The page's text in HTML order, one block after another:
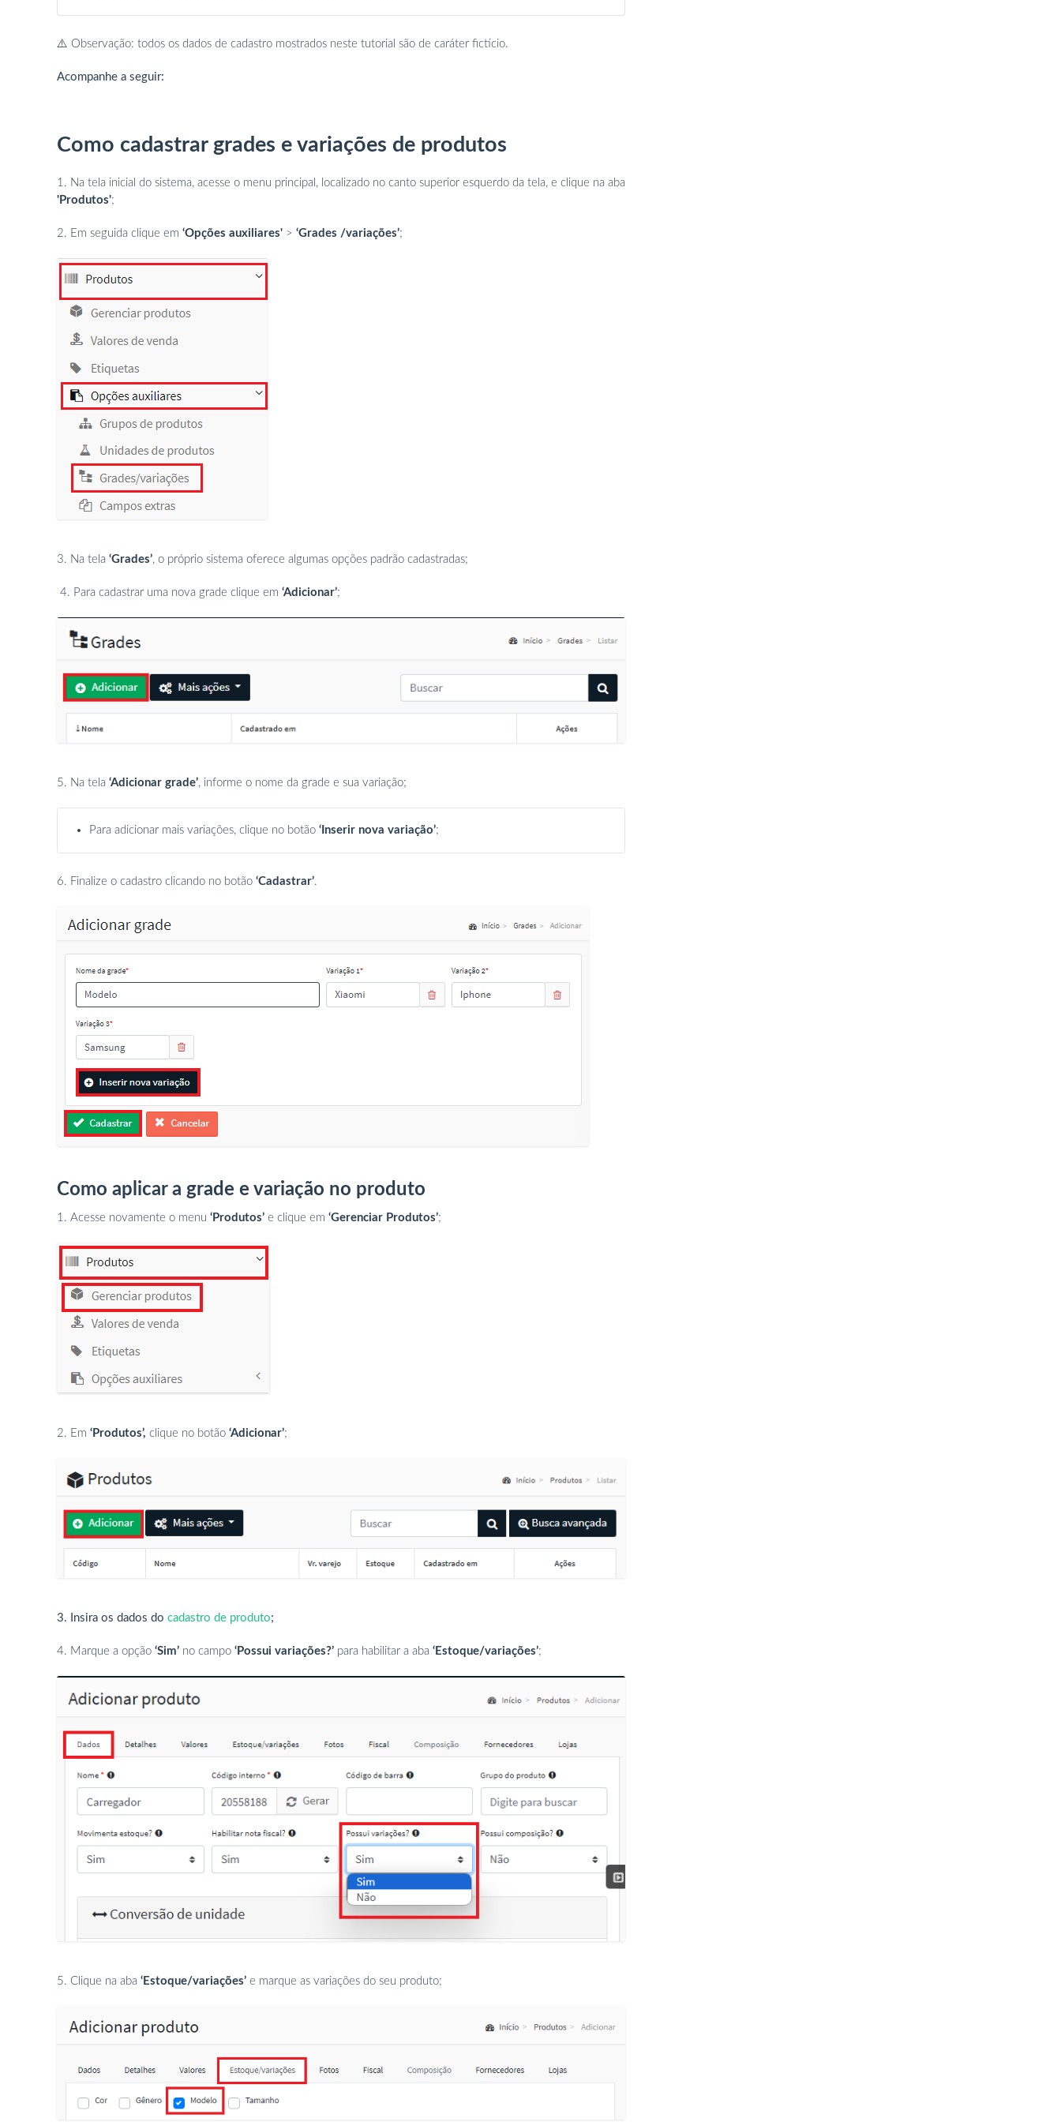
⚠️ Observação: todos os dados de cadastro mostrados neste tutorial são de caráter fictício.
Acompanhe a seguir:
Como cadastrar grades e variações de produtos
1. Na tela inicial do sistema, acesse o menu principal, localizado no canto superior esquerdo da tela, e clique na aba
'Produtos';
2. Em seguida clique em ‘Opções auxiliares' > ‘Grades /variações’;
3. Na tela ‘Grades’, o próprio sistema oferece algumas opções padrão cadastradas;
4. Para cadastrar uma nova grade clique em ‘Adicionar’;
5. Na tela ‘Adicionar grade’, informe o nome da grade e sua variação;
Para adicionar mais variações, clique no botão ‘Inserir nova variação’;
6. Finalize o cadastro clicando no botão ‘Cadastrar’.
Como aplicar a grade e variação no produto
1. Acesse novamente o menu ‘Produtos’ e clique em ‘Gerenciar Produtos’;
2. Em ‘Produtos’, clique no botão ‘Adicionar’;
3. Insira os dados do cadastro de produto;
4. Marque a opção ‘Sim’ no campo ‘Possui variações?’ para habilitar a aba ‘Estoque/variações’;
5. Clique na aba ‘Estoque/variações’ e marque as variações do seu produto;